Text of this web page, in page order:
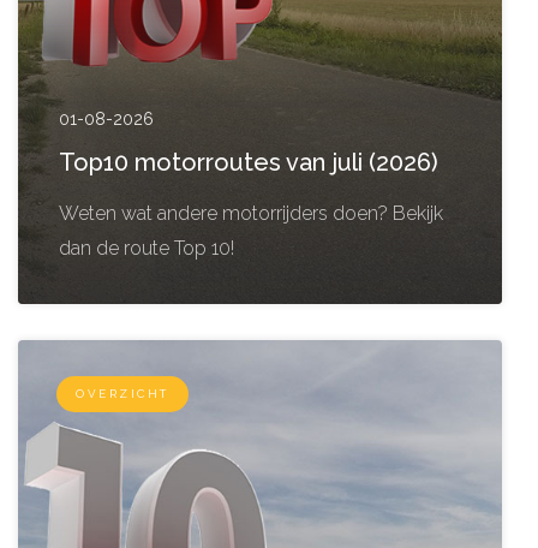
01-08-2026
Top10 motorroutes van juli (2026)
Weten wat andere motorrijders doen? Bekijk
dan de route Top 10!
OVERZICHT